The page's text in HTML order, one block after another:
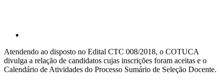
Atendendo ao disposto no Edital CTC 008/2018, o COTUCA
divulga a relação de candidatos cujas inscrições foram aceitas e o
Calendário de Atividades do Processo Sumário de Seleção Docente.